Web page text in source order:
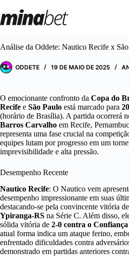
para
o
Análise da Oddete: Nautico Recife x
ODDETE 19 DE MAIO DE 2025
O emocionante confronto da Copa do
Recife e São Paulo está marcado para
(horário de Brasília). A partida ocorrerá
Barros Carvalho em Recife,
representa uma fase crucial na
equipes lutam por progresso em um
imprevisibilidade e alta pressão.
Desempenho Recente
Nautico Recife: O Nautico vem
desempenho impressionante em suas
destacando-se pela convincente vitória de
Ypiranga-RS na Série C. Além disso,
sólida vitória de 2-0 contra o Confiança
atual forma indica um ataque ferino,
enfrentado dificuldades contra
demonstrado em partidas anteriores